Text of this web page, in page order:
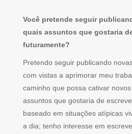
Você pretende seguir
quais assuntos que gostaria
futuramente?
Pretendo seguir publicando
com vistas a aprimorar meu
caminho que possa cativar
assuntos que gostaria de
baseado em situações atípicas
a dia; tenho interesse em